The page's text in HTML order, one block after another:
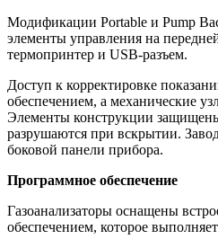
Модификации Portable и Pump
элементы управления на
термопринтер и USB-разъем.
Доступ к корректировке
обеспечением, а механические
Элементы конструкции
разрушаются при вскрытии.
боковой панели прибора.
Программное обеспечение
Газоанализаторы оснащены
обеспечением, которое